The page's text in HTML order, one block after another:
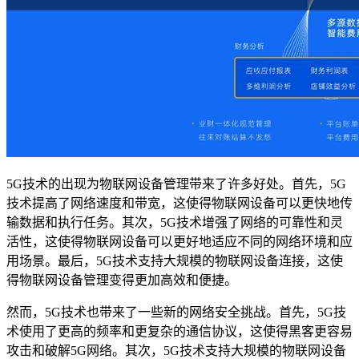
5G技术的出现为物联网设备管理带来了许多好处。首先，5G
技术提高了网络速度和带宽，这使得物联网设备可以更快地传
输数据和执行任务。其次，5G技术增强了网络的可靠性和灵
活性，这使得物联网设备可以更好地适应不同的网络环境和应
用场景。最后，5G技术支持大规模的物联网设备连接，这使
得物联网设备管理变得更加高效和便捷。
然而，5G技术也带来了一些新的网络安全挑战。首先，5G技
术使用了更高的频率和更复杂的通信协议，这使得黑客更容易
攻击和破解5G网络。其次，5G技术支持大规模的物联网设备